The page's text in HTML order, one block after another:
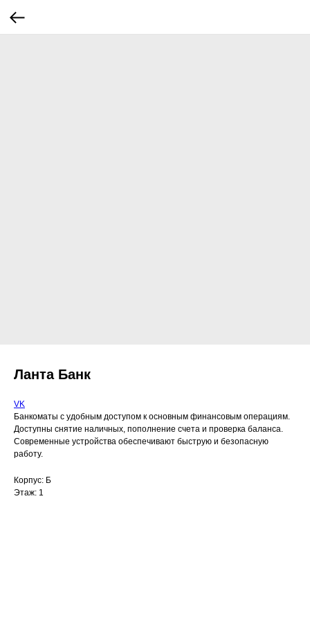
Ланта Банк
VK
Банкоматы с удобным доступом к основным финансовым операциям.
Доступны снятие наличных, пополнение счета и проверка баланса.
Современные устройства обеспечивают быструю и безопасную
работу.
Корпус: Б
Этаж: 1